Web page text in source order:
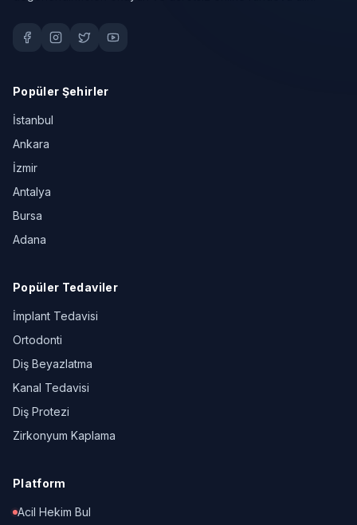
Popüler Şehirler
İstanbul
Ankara
İzmir
Antalya
Bursa
Adana
Popüler Tedaviler
İmplant Tedavisi
Ortodonti
Diş Beyazlatma
Kanal Tedavisi
Diş Protezi
Zirkonyum Kaplama
Platform
Acil Hekim Bul